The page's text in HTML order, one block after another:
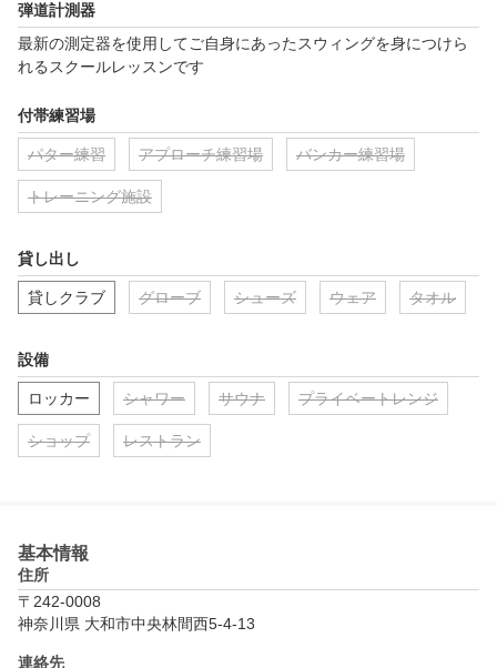
弾道計測器
最新の測定器を使用してご自身にあったスウィングを身につけら
れるスクールレッスンです
付帯練習場
パター練習 アプローチ練習場 バンカー練習場
トレーニング施設
貸し出し
貸しクラブ グローブ シューズ ウェア タオル
設備
ロッカー シャワー サウナ プライベートレンジ
ショップ レストラン
基本情報
住所
〒242-0008
神奈川県 大和市中央林間西5-4-13
連絡先